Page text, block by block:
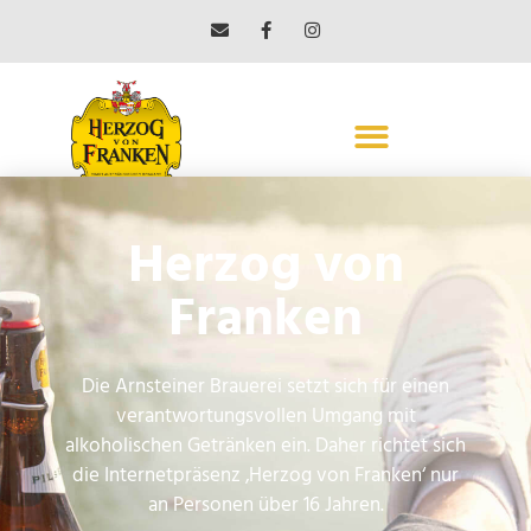
Getränke Wagner
Prichsenstadt
← Vorheriger Beitrag Nächster Beitrag →
ARNSTEINER BRAUEREI
MAX BENDER GMBH & CO. KG
Herzog von
Franken
Die Arnsteiner Brauerei setzt sich für einen
verantwortungsvollen Umgang mit
alkoholischen Getränken ein. Daher richtet sich
die Internetpräsenz ‚Herzog von Franken‘ nur
an Personen über 16 Jahren.